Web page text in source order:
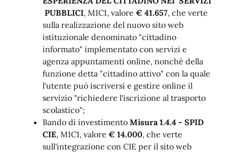
PUBBLICI, M1C1, valore € 41.657, che verte
sulla realizzazione del nuovo sito web
istituzionale denominato "cittadino
informato" implementato con servizi e
agenza appuntamenti online, nonchè della
funzione detta "cittadino attivo" con la quale
l'utente può iscriversi e gestire online il
servizio "richiedere l'iscrizione al trasporto
scolastico";
Bando di investimento Misura 1.4.4 - SPID
CIE, M1C1, valore € 14.000, che verte
sull'integrazione con CIE per il sito web